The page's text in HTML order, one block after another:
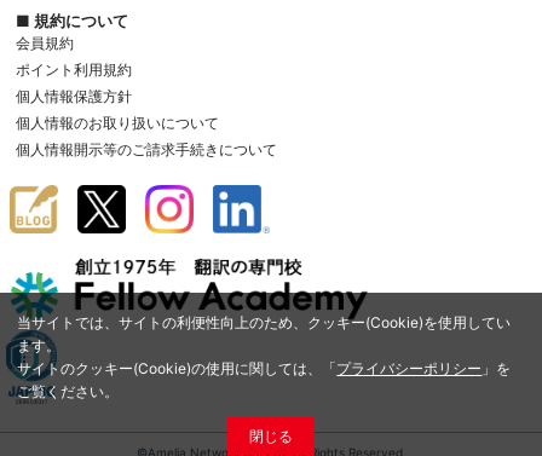
当サイトでは、サイトの利便性向上のため、クッキー(Cookie)を使用してい
ます。
サイトのクッキー(Cookie)の使用に関しては、「プライバシーポリシー 」を
ご覧ください。
閉じる
■ 規約について
会員規約
ポイント利用規約
個人情報保護方針
個人情報のお取り扱いについて
個人情報開示等のご請求手続きについて
©Amelia Network Co.,Ltd. All Rights Reserved.